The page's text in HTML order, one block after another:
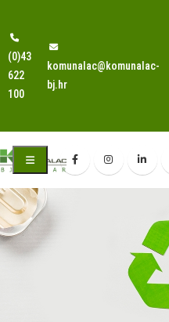
(0)43
622
100
komunalac@komunalac-
bj.hr